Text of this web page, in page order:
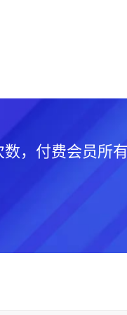
，付费会员所